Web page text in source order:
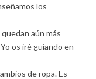
los
aún más
os iré guiando en
de ropa. Es